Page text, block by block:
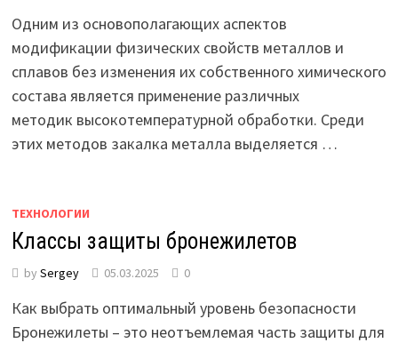
Одним из основополагающих аспектов
модификации физических свойств металлов и
сплавов без изменения их собственного химического
состава является применение различных
методик высокотемпературной обработки. Среди
этих методов закалка металла выделяется …
ТЕХНОЛОГИИ
Классы защиты бронежилетов
by Sergey 05.03.2025 0
Как выбрать оптимальный уровень безопасности
Бронежилеты – это неотъемлемая часть защиты для